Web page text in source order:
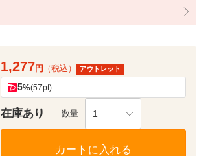
1,277円 （税込） アウトレット
5%(57pt)
在庫あり 数量 1
カートに入れる